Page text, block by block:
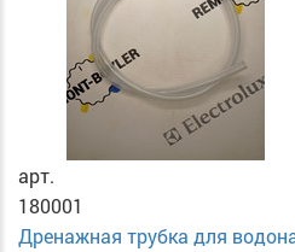
арт.
180001
Дренажная трубка для